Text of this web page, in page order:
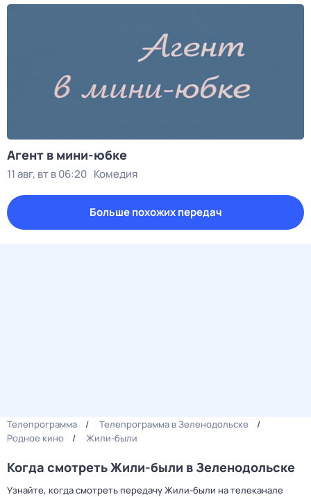
Агент в мини-юбке
11 авг, вт в 06:20 Комедия
Больше похожих передач
Телепрограмма
Телепрограмма в Зеленодольске
Родное кино
Жили-были
Когда смотреть Жили-были в Зеленодольске
Узнайте, когда смотреть передачу Жили-были на телеканале